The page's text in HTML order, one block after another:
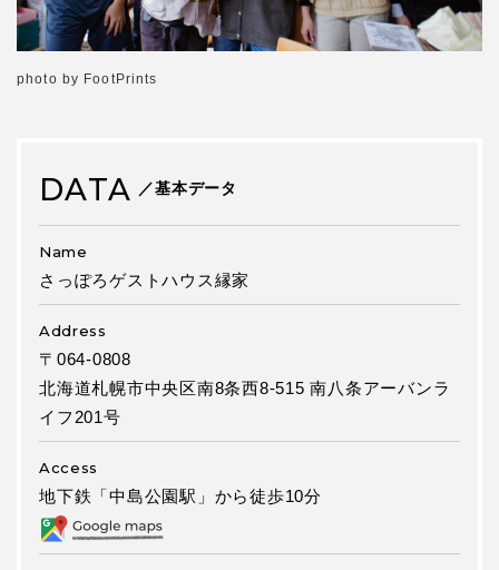
photo by FootPrints
DATA ／基本データ
Name
さっぽろゲストハウス縁家
Address
〒064-0808
北海道札幌市中央区南8条西8-515 南八条アーバンラ
イフ201号
Access
地下鉄「中島公園駅」から徒歩10分